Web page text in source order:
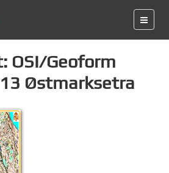
OSI/Geoform
Østmarksetra